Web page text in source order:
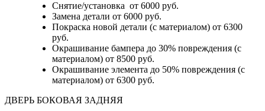
Снятие/установка от 6000 руб.
Замена детали от 6000 руб.
Покраска новой детали (с материалом) от 6300
руб.
Окрашивание бампера до 30% повреждения (с
материалом) от 8500 руб.
Окрашивание элемента до 50% повреждения (с
материалом) от 6300 руб.
ДВЕРЬ БОКОВАЯ ЗАДНЯЯ